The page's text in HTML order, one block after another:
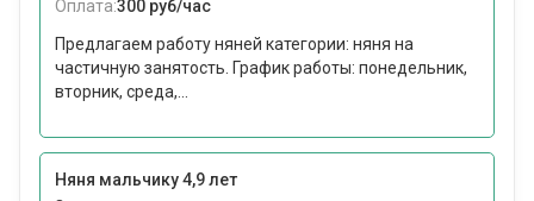
Оплата:300 руб/час
Предлагаем работу няней категории: няня на
частичную занятость. График работы: понедельник,
вторник, среда,...
Няня мальчику 4,9 лет